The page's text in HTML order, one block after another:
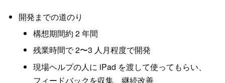
開発までの道のり
構想期間約 2 年間
残業時間で 2〜3 人月程度で開発
現場ヘルプの人に iPad を渡して使ってもらい、
フィードバックを収集、継続改善